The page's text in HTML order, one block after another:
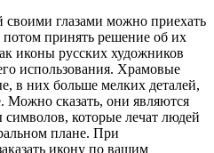
своими глазами можно приехать
принять решение об их
иконы русских художников
использования. Храмовые
в них больше мелких деталей,
Можно сказать, они являются
которые лечат людей
плане. При
икону по вашим